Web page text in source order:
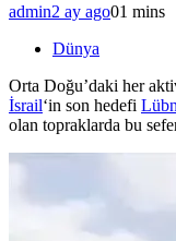
admin2 ay ago01 mins
Dünya
Orta Doğu’daki her
İsrail‘in son hedefi
olan topraklarda bu